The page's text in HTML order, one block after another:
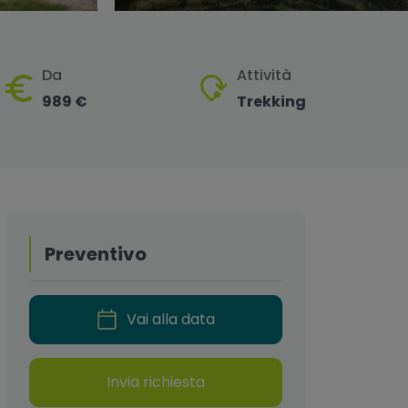
Da
989 €
Attività
Trekking
Preventivo
Vai alla data
Invia richiesta